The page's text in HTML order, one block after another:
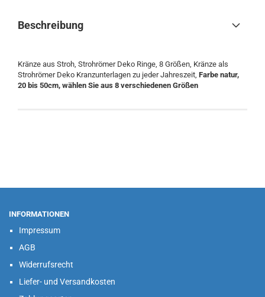
Beschreibung
Kränze aus Stroh, Strohrömer Deko Ringe, 8 Größen, Kränze als
Strohrömer Deko Kranzunterlagen zu jeder Jahreszeit, Farbe natur,
20 bis 50cm, wählen Sie aus 8 verschiedenen Größen
INFORMATIONEN
Impressum
AGB
Widerrufsrecht
Liefer- und Versandkosten